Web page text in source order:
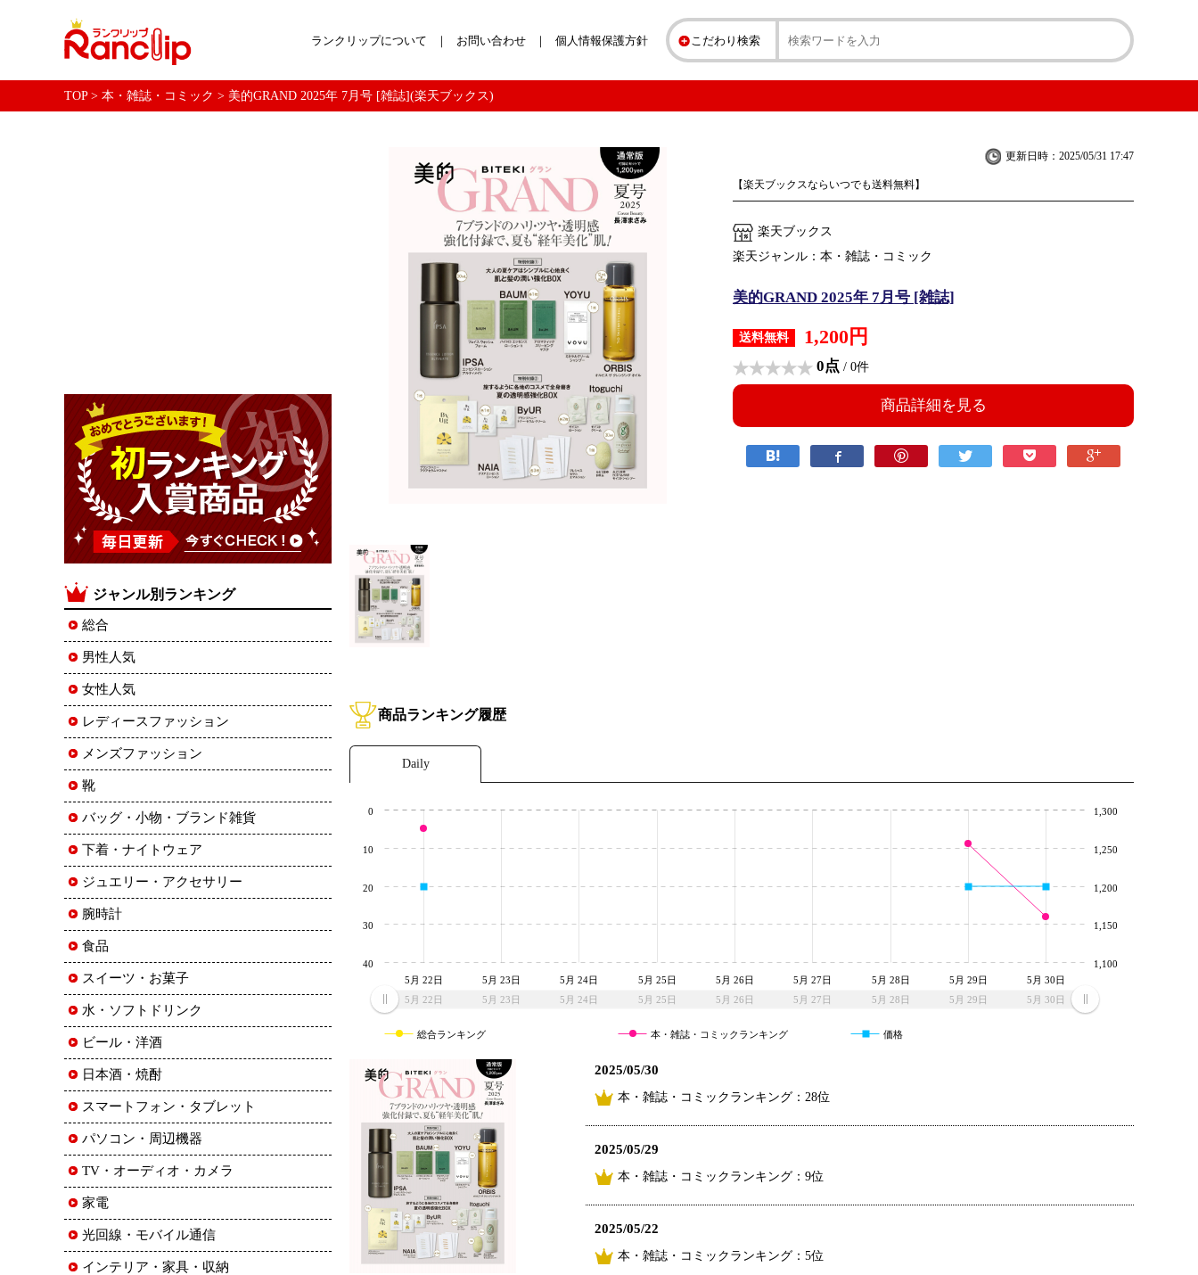
こだわり検索
ランクリップについて お問い合わせ 個人情報保護方針
TOP> 本・雑誌・コミック > 美的GRAND 2025年 7月号 [雑誌](楽天ブックス)
更新日時：2025/05/31 17:47
【楽天ブックスならいつでも送料無料】
楽天ブックス
楽天ジャンル：本・雑誌・コミック
美的GRAND 2025年 7月号 [雑誌]
送料無料 1,200円
0点 / 0件
商品詳細を見る
商品ランキング履歴
Daily
5月 22日 5月 23日 5月 24日 5月 25日 5月 26日 5月 27日 5月 28日 5月 29日 5月 30日
5月 22日 5月 23日 5月 24日 5月 25日 5月 26日 5月 27日 5月 28日 5月 29日 5月 30日
0
10
20
30
40 1,100
1,150
1,200
1,250
1,300
総合ランキング 本・雑誌・コミックランキング 価格
2025/05/30
本・雑誌・コミックランキング：28位
2025/05/29
本・雑誌・コミックランキング：9位
2025/05/22
本・雑誌・コミックランキング：5位
ジャンル別ランキング
総合
男性人気
女性人気
レディースファッション
メンズファッション
靴
バッグ・小物・ブランド雑貨
下着・ナイトウェア
ジュエリー・アクセサリー
腕時計
食品
スイーツ・お菓子
水・ソフトドリンク
ビール・洋酒
日本酒・焼酎
スマートフォン・タブレット
パソコン・周辺機器
TV・オーディオ・カメラ
家電
光回線・モバイル通信
インテリア・家具・収納